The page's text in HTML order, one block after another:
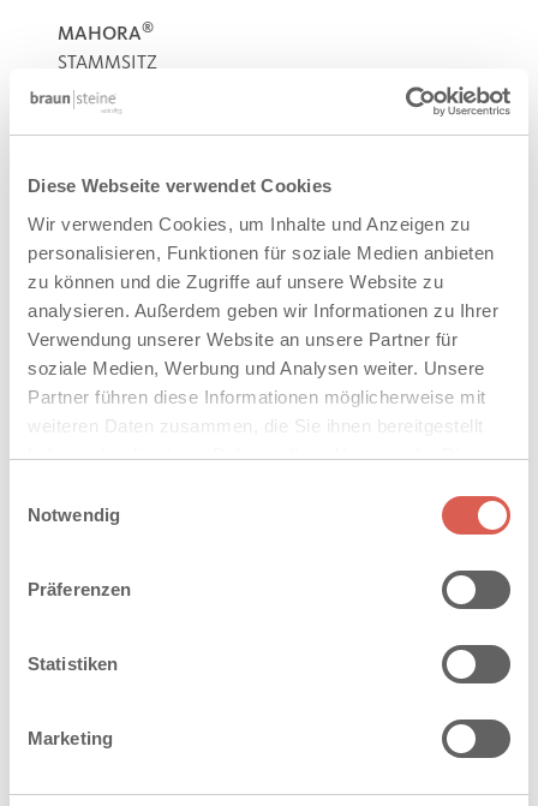
Diese Webseite verwendet Cookies
Wir verwenden Cookies, um Inhalte und Anzeigen zu
personalisieren, Funktionen für soziale Medien anbieten
zu können und die Zugriffe auf unsere Website zu
analysieren. Außerdem geben wir Informationen zu Ihrer
Verwendung unserer Website an unsere Partner für
soziale Medien, Werbung und Analysen weiter. Unsere
Partner führen diese Informationen möglicherweise mit
weiteren Daten zusammen, die Sie ihnen bereitgestellt
haben oder die sie im Rahmen Ihrer Nutzung der Dienste
Cookies, wenn Sie unsere Webseite weiterhin nutzen.
Notwendig
Präferenzen
Statistiken
Marketing
MAHORA®
STAMMSITZ